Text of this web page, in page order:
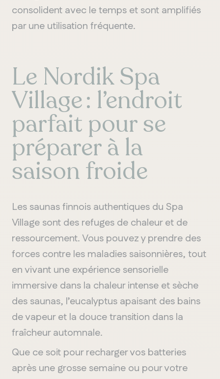
consolident avec le temps et sont amplifiés
par une utilisation fréquente.
Le Nordik Spa
Village : l’endroit
parfait pour se
préparer à la
saison froide
Les saunas finnois authentiques du Spa
Village sont des refuges de chaleur et de
ressourcement. Vous pouvez y prendre des
forces contre les maladies saisonnières, tout
en vivant une expérience sensorielle
immersive dans la chaleur intense et sèche
des saunas, l’eucalyptus apaisant des bains
de vapeur et la douce transition dans la
fraîcheur automnale.
Que ce soit pour recharger vos batteries
après une grosse semaine ou pour votre